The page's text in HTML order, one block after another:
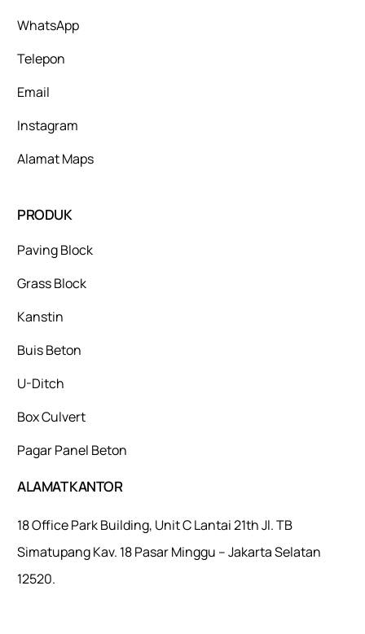
WhatsApp
Telepon
Email
Instagram
Alamat Maps
PRODUK
Paving Block
Grass Block
Kanstin
Buis Beton
U-Ditch
Box Culvert
Pagar Panel Beton
ALAMAT KANTOR
18 Office Park Building, Unit C Lantai 21th Jl. TB
Simatupang Kav. 18 Pasar Minggu – Jakarta Selatan
12520.